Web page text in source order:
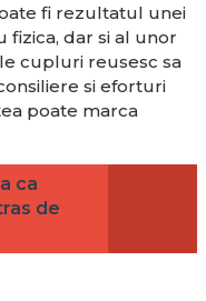
fi rezultatul unei
fizica, dar si al unor
cupluri reusesc sa
si eforturi
poate marca
ca
de